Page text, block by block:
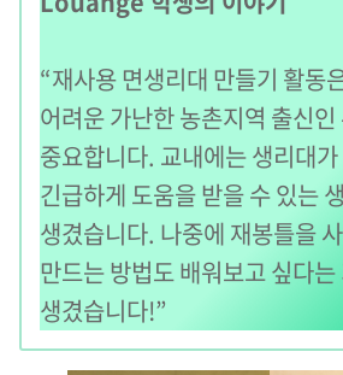
“재사용 면생리대 만들기 활동
어려운 가난한 농촌지역 출신
중요합니다. 교내에는 생리대
긴급하게 도움을 받을 수 있는
생겼습니다. 나중에 재봉틀을
만드는 방법도 배워보고 싶다
생겼습니다!”